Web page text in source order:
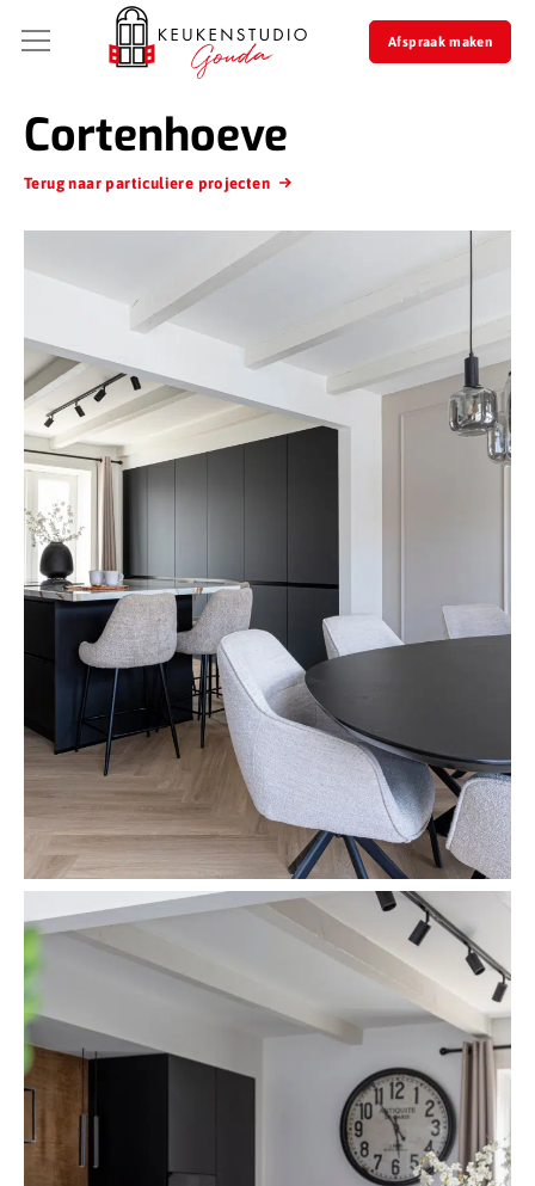
Afspraak maken
Cortenhoeve
Terug naar particuliere projecten